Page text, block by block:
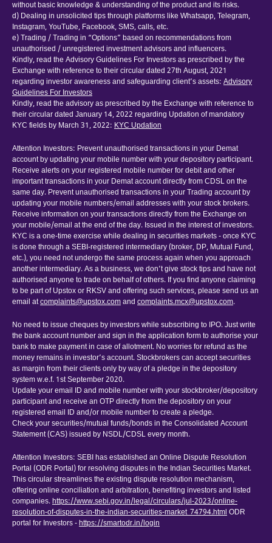
without basic knowledge & understanding of the product and its risks.
d) Dealing in unsolicited tips through platforms like Whatsapp, Telegram,
Instagram, YouTube, Facebook, SMS, calls, etc.
e) Trading / Trading in “Options” based on recommendations from
unauthorised / unregistered investment advisors and influencers.
Kindly, read the Advisory Guidelines For Investors as prescribed by the
Exchange with reference to their circular dated 27th August, 2021
regarding investor awareness and safeguarding client’s assets: Advisory
Guidelines For Investors
Kindly, read the advisory as prescribed by the Exchange with reference to
their circular dated January 14, 2022 regarding Updation of mandatory
KYC fields by March 31, 2022: KYC Updation
Attention Investors: Prevent unauthorised transactions in your Demat
account by updating your mobile number with your depository participant.
Receive alerts on your registered mobile number for debit and other
important transactions in your Demat account directly from CDSL on the
same day. Prevent unauthorised transactions in your Trading account by
updating your mobile numbers/email addresses with your stock brokers.
Receive information on your transactions directly from the Exchange on
your mobile/email at the end of the day. Issued in the interest of investors.
KYC is a one-time exercise while dealing in securities markets - once KYC
is done through a SEBI-registered intermediary (broker, DP, Mutual Fund,
etc.), you need not undergo the same process again when you approach
another intermediary. As a business, we don’t give stock tips and have not
authorised anyone to trade on behalf of others. If you find anyone claiming
to be part of Upstox or RKSV and offering such services, please send us an
email atcomplaints@upstox.comand complaints.mcx@upstox.com.
No need to issue cheques by investors while subscribing to IPO. Just write
the bank account number and sign in the application form to authorise your
bank to make payment in case of allotment. No worries for refund as the
money remains in investor’s account. Stockbrokers can accept securities
as margin from their clients only by way of a pledge in the depository
system w.e.f. 1st September 2020.
Update your email ID and mobile number with your stockbroker/depository
participant and receive an OTP directly from the depository on your
registered email ID and/or mobile number to create a pledge.
Check your securities/mutual funds/bonds in the Consolidated Account
Statement (CAS) issued by NSDL/CDSL every month.
Attention Investors: SEBI has established an Online Dispute Resolution
Portal (ODR Portal) for resolving disputes in the Indian Securities Market.
This circular streamlines the existing dispute resolution mechanism,
offering online conciliation and arbitration, benefiting investors and listed
companies.https://www.sebi.gov.in/legal/circulars/jul-2023/online-
resolution-of-disputes-in-the-indian-securities-market_74794.html ODR
portal for Investors -https://smartodr.in/login